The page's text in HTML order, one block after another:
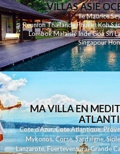
VILLAS ASIE
Ile Maurice
ReunionThailandePhuketKoh
LombokMalaisieIndeGoaSri
Singapour
MA VILLA EN
Cote d'Azur,Cote Atlantique,
Mykonos,Corse,Sardaigne,Sicile
Lanzarote,Fuerteventura,Grande